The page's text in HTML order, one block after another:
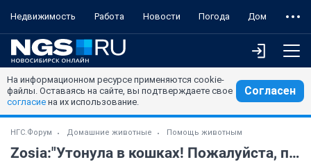
Недвижимость Работа Новости Погода Дом
На информационном ресурсе применяются cookie-
файлы. Оставаясь на сайте, вы подтверждаете свое
согласие на их использование.
Согласен
НГС.Форум Домашние животные Помощь животным
Zosia:"Утонула в кошках! Пожалуйста, помогите!!!" (часть 5)